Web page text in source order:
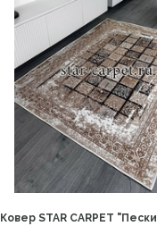
Ковер STAR CARPET "Пески